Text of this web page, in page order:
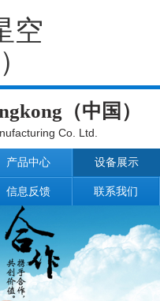
空
（中国）
Co. Ltd.
产品中心 设备展示
信息反馈 联系我们